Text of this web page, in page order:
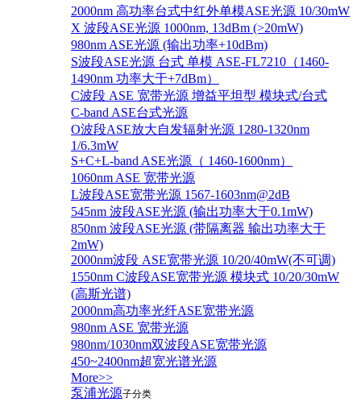
2000nm 高功率台式中红外单模ASE光源 10/30mW
X 波段ASE光源 1000nm, 13dBm (>20mW)
980nm ASE光源 (输出功率+10dBm)
S波段ASE光源 台式 单模 ASE-FL7210（1460-
1490nm 功率大于+7dBm）
C波段 ASE 宽带光源 增益平坦型 模块式/台式
C-band ASE台式光源
O波段ASE放大自发辐射光源 1280-1320nm
1/6.3mW
S+C+L-band ASE光源（ 1460-1600nm）
1060nm ASE 宽带光源
L波段ASE宽带光源 1567-1603nm@2dB
545nm 波段ASE光源 (输出功率大于0.1mW)
850nm 波段ASE光源 (带隔离器 输出功率大于
2mW)
2000nm波段 ASE宽带光源 10/20/40mW(不可调)
1550nm C波段ASE宽带光源 模块式 10/20/30mW
(高斯光谱)
2000nm高功率光纤ASE宽带光源
980nm ASE 宽带光源
980nm/1030nm双波段ASE宽带光源
450~2400nm超宽光谱光源
More>>
泵浦光源子分类